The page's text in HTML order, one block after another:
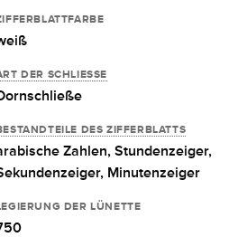
DER SCHLIESSE
DES ZIFFERBLATTS
Zahlen, Stundenzeiger,
Minutenzeiger
DER LÜNETTE